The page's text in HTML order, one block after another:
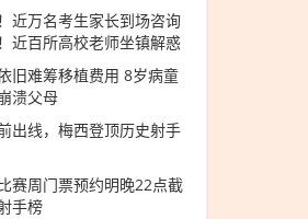
近万名考生家长到场咨询
近百所高校老师坐镇解惑
旧难筹移植费用 8岁病童
溃父母
出线，梅西登顶历史射手
赛周门票预约明晚22点截
手榜